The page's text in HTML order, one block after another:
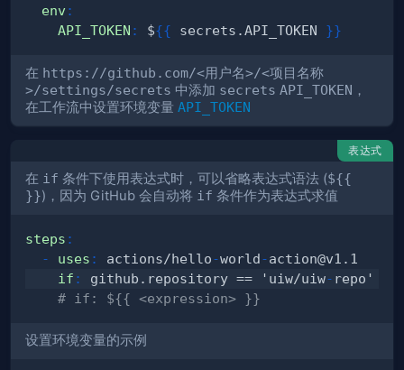
env:
API_TOKEN : ${{ secrets.API_TOKEN }}
在 https://github.com/<用户名>/<项目名称
>/settings/secrets 中添加 secrets API_TOKEN ，
在工作流中设置环境变量 API_TOKEN
表达式
在 if 条件下使用表达式时，可以省略表达式语法 (${{
}})，因为 GitHub 会自动将 if 条件作为表达式求值
steps :
-
uses : actions/hello-world-action@v1.1
if : github.repository == 'uiw/uiw-
# if: ${{ <expression> }}
设置环境变量的示例